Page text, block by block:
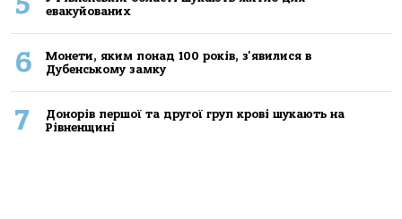
евакуйованих
6
Монети, яким понад 100 років, з'явилися в
Дубенському замку
7
Донорів першої та другої груп крові шукають на
Рівненщині